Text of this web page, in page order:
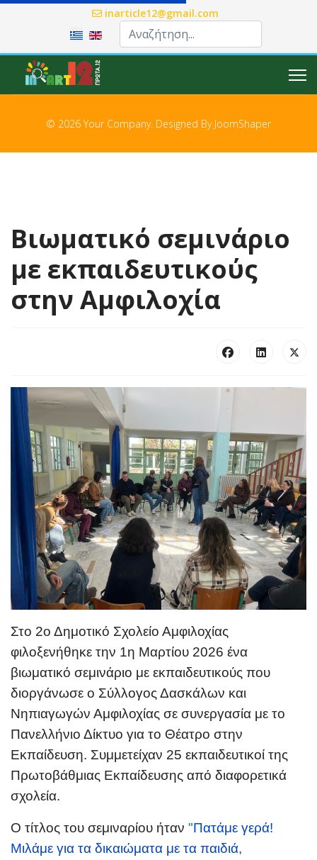
inarticle12@gmail.com
Επιλέξτε τη γλώσσα σας
© 2026 Your Company. Designed By JoomShaper
Βιωματικό σεμινάριο
με εκπαιδευτικούς
στην Αμφιλοχία
Στο 2ο Δημοτικό Σχολείο Αμφιλοχίας
φιλοξενήθηκε την 1η Μαρτίου 2026 ένα
βιωματικό σεμινάριο με εκπαιδευτικούς που
διοργάνωσε ο Σύλλογος Δασκάλων και
Νηπιαγωγών Αμφιλοχίας σε συνεργασία με το
Πανελλήνιο Δίκτυο για το Θέατρο στην
Εκπαίδευση. Συμμετείχαν 25 εκπαιδευτικοί της
Πρωτοβάθμιας Εκπαίδευσης από διαφορετικά
σχολεία.
Ο τίτλος του σεμιναρίου ήταν "Πατάμε γερά!
Μιλάμε για τα δικαιώματα με τα παιδιά,